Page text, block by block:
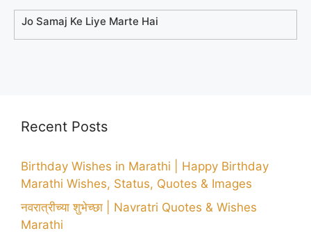
Jo Samaj Ke Liye Marte Hai
Recent Posts
Birthday Wishes in Marathi | Happy Birthday
Marathi Wishes, Status, Quotes & Images
नवरात्रीच्या शुभेच्छा | Navratri Quotes & Wishes
Marathi